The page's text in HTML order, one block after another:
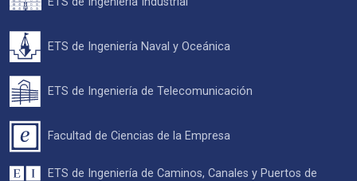
ETS de Ingeniería Naval y Oceánica
ETS de Ingeniería de Telecomunicación
Facultad de Ciencias de la Empresa
ETS de Ingeniería de Caminos, Canales y Puertos de